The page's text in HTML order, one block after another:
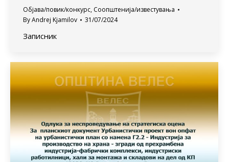
Објава/повик/конкурс, Соопштенија/известувања
ByAndrej Kjamilov 31/07/2024
Записник